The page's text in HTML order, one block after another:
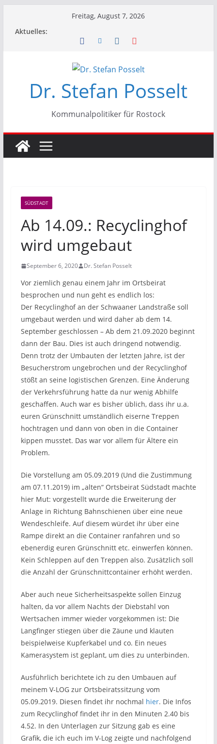
Freitag, August 7, 2026
Aktuelles:
Dr. Stefan Posselt
Kommunalpolitiker für Rostock
SÜDSTADT
Ab 14.09.: Recyclinghof
wird umgebaut
September 6, 2020 Dr. Stefan Posselt
Vor ziemlich genau einem Jahr im Ortsbeirat
besprochen und nun geht es endlich los:
Der Recyclinghof an der Schwaaner Landstraße soll
umgebaut werden und wird daher ab dem 14.
September geschlossen – Ab dem 21.09.2020 beginnt
dann der Bau. Dies ist auch dringend notwendig.
Denn trotz der Umbauten der letzten Jahre, ist der
Besucherstrom ungebrochen und der Recyclinghof
stößt an seine logistischen Grenzen. Eine Änderung
der Verkehrsführung hatte da nur wenig Abhilfe
geschaffen. Auch war es bisher üblich, dass ihr u.a.
euren Grünschnitt umständlich eiserne Treppen
hochtragen und dann von oben in die Container
kippen musstet. Das war vor allem für Ältere ein
Problem.
Die Vorstellung am 05.09.2019 (Und die Zustimmung
am 07.11.2019) im „alten“ Ortsbeirat Südstadt machte
hier Mut: vorgestellt wurde die Erweiterung der
Anlage in Richtung Bahnschienen über eine neue
Wendeschleife. Auf diesem würdet ihr über eine
Rampe direkt an die Container ranfahren und so
ebenerdig euren Grünschnitt etc. einwerfen können.
Kein Schleppen auf den Treppen also. Zusätzlich soll
die Anzahl der Grünschnittcontainer erhöht werden.
Aber auch neue Sicherheitsaspekte sollen Einzug
halten, da vor allem Nachts der Diebstahl von
Wertsachen immer wieder vorgekommen ist: Die
Langfinger stiegen über die Zäune und klauten
beispielweise Kupferkabel und co. Ein neues
Kamerasystem ist geplant, um dies zu unterbinden.
Ausführlich berichtete ich zu den Umbauen auf
meinem V-LOG zur Ortsbeiratssitzung vom
05.09.2019. Diesen findet ihr nochmal hier. Die Infos
zum Recyclinghof findet ihr in den Minuten 2.40 bis
4.52. In den Unterlagen zur Sitzung gab es eine
Grafik, die ich euch im V-Log zeigte und nachfolgend